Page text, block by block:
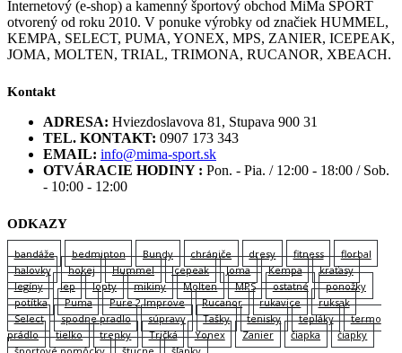
Internetový (e-shop) a kamenný športový obchod MiMa SPORT
otvorený od roku 2010. V ponuke výrobky od značiek HUMMEL,
KEMPA, SELECT, PUMA, YONEX, MPS, ZANIER, ICEPEAK,
JOMA, MOLTEN, TRIAL, TRIMONA, RUCANOR, XBEACH.
Kontakt
ADRESA: Hviezdoslavova 81, Stupava 900 31
TEL. KONTAKT: 0907 173 343
EMAIL: info@mima-sport.sk
OTVÁRACIE HODINY : Pon. - Pia. / 12:00 - 18:00 / Sob.
- 10:00 - 12:00
ODKAZY
bandáže bedminton Bundy chrániče dresy fitness
florbal
halovky
hokej Hummel Icepeak Joma Kempa
kraťasy
legíny
lep lopty mikiny Molten MPS ostatné
ponožky
potítka
Puma Pure 2 Improve Rucanor rukavice
ruksak
Select
spodne pradlo súpravy Tašky tenisky tepláky
termo
prádlo
tielko trenky Tričká Yonex Zanier čiapka
čiapky